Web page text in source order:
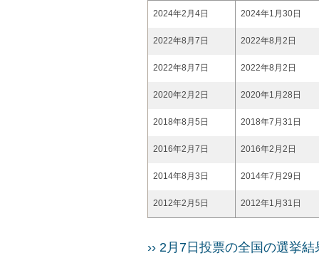
2024年2月4日 2024年1月30日
2022年8月7日 2022年8月2日
2022年8月7日 2022年8月2日
2020年2月2日 2020年1月28日
2018年8月5日 2018年7月31日
2016年2月7日 2016年2月2日
2014年8月3日 2014年7月29日
2012年2月5日 2012年1月31日
›› 2月7日投票の全国の選挙